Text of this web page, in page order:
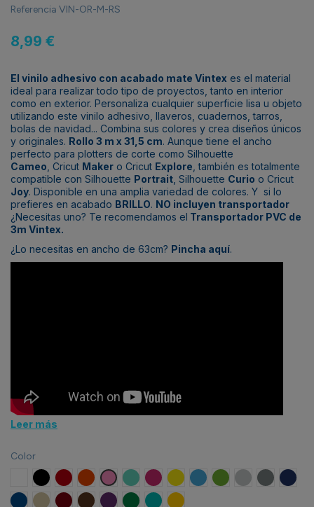
Referencia VIN-OR-M-RS
8,99 €
El vinilo adhesivo con acabado mate Vintex es el material
ideal para realizar todo tipo de proyectos, tanto en interior
como en exterior. Personaliza cualquier superficie lisa u objeto
utilizando este vinilo adhesivo, llaveros, cuadernos, tarros,
bolas de navidad... Combina sus colores y crea diseños únicos
y originales. Rollo 3 m x 31,5 cm. Aunque tiene el ancho
perfecto para plotters de corte como Silhouette
Cameo , Cricut Maker o Cricut Explore , también es totalmente
compatible con Silhouette Portrait , Silhouette Curio o Cricut
Joy. Disponible en una amplia variedad de colores. Y si lo
prefieres en acabado BRILLO. NO incluyen transportador
¿Necesitas uno? Te recomendamos el Transportador PVC de
3m Vintex.
¿Lo necesitas en ancho de 63cm? Pincha aquí.
Leer más
Color
Blanco Negro Rojo NaranjaRosa Menta Fucsia AmarilloAzul CieloVerde claroGris claroGris oscuro
Azul
Azul royal
Beige BurdeosMarrón MoradoVerde TurquesaGirasol